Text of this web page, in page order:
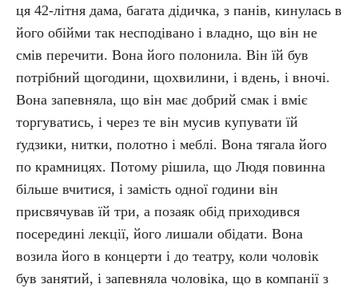
ця 42-літня дама, багата дідичка, з панів, кинулась в
його обійми так несподівано і владно, що він не
смів перечити. Вона його полонила. Він їй був
потрібний щогодини, щохвилини, і вдень, і вночі.
Вона запевняла, що він має добрий смак і вміє
торгуватись, і через те він мусив купувати їй
ґудзики, нитки, полотно і меблі. Вона тягала його
по крамницях. Потому рішила, що Людя повинна
більше вчитися, і замість одної години він
присвячував їй три, а позаяк обід приходився
посередині лекції, його лишали обідати. Вона
возила його в концерти і до театру, коли чоловік
був занятий, і запевняла чоловіка, що в компанії з